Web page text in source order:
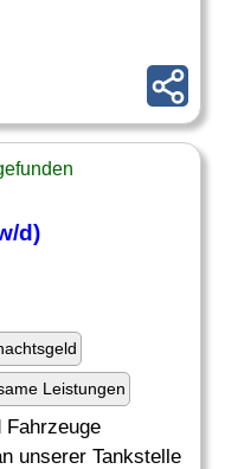
d)
Leistungen
unserer Tankstelle